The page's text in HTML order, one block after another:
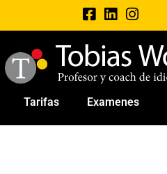
Tarifas Examenes